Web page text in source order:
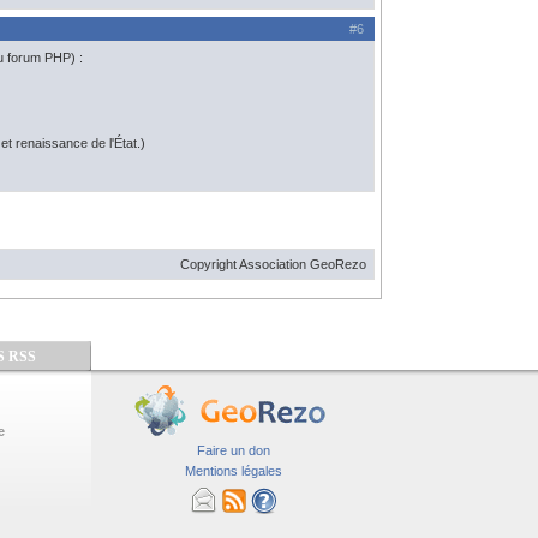
#6
forum PHP) :
renaissance de l'État.)
Copyright Association GeoRezo
RSS
Faire un don
Mentions légales